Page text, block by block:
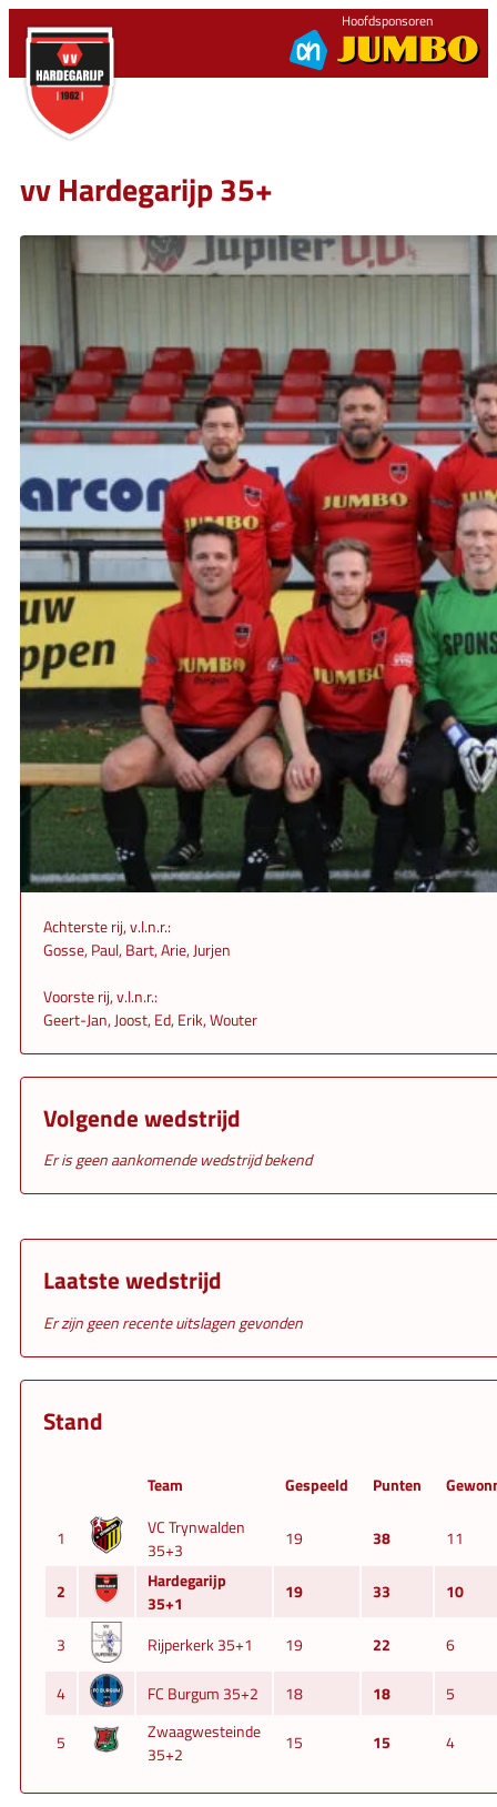
naar
inhoud
Hoofdsponsoren
vv Hardegarijp 35+
Achterste rij, v.l.n.r.:
Gosse, Paul, Bart, Arie, Jurjen
Voorste rij, v.l.n.r.:
Geert-Jan, Joost, Ed, Erik, Wouter
Volgende wedstrijd
Er is geen aankomende wedstrijd bekend
Laatste wedstrijd
Er zijn geen recente uitslagen gevonden
Stand
Team Gespeeld Punten
1
VC Trynwalden
35+3
19 38 11
2
Hardegarijp
35+1
19 33 10
3 Rijperkerk 35+1 19 22 6
4 FC Burgum 35+2 18 18 5
5
Zwaagwesteinde
35+2
15 15 4